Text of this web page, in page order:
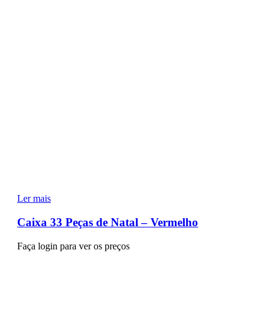
Ler mais
Caixa 33 Peças de Natal – Vermelho
Faça login para ver os preços